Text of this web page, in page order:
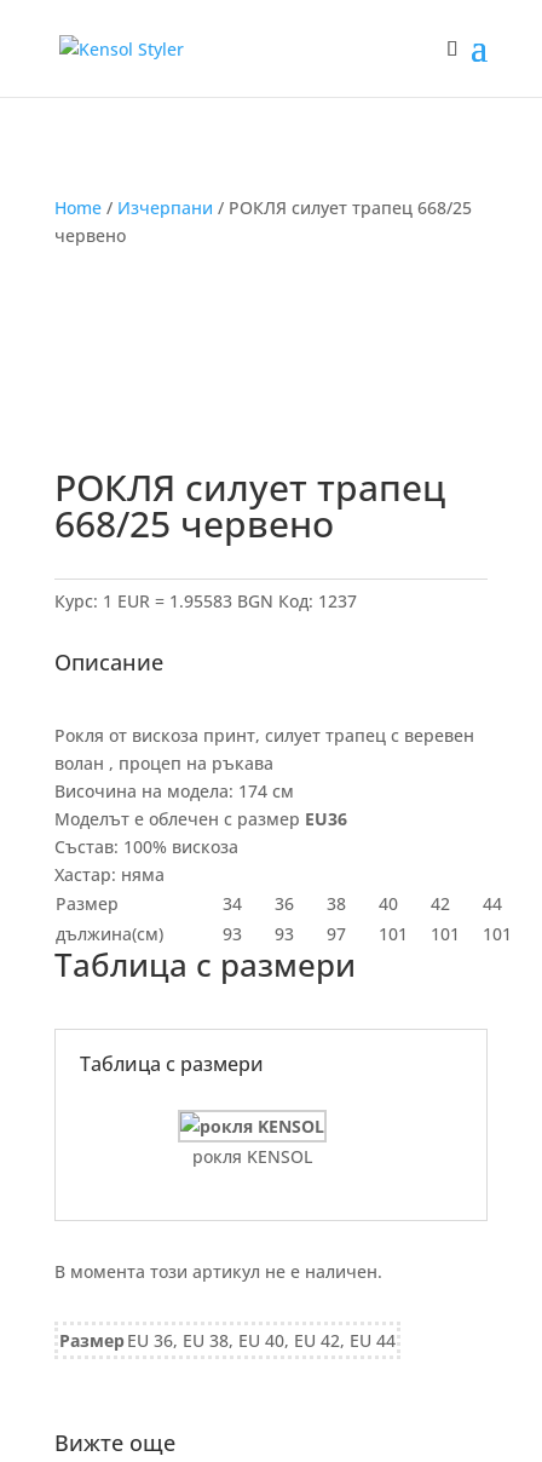
Home/ Изчерпани / РОКЛЯ силует трапец 668/25
червено
РОКЛЯ силует трапец
668/25 червено
Курс: 1 EUR = 1.95583 BGN Код: 1237
Описание
Рокля от вискоза принт, силует трапец с веревен
волан , процеп на ръкава
Височина на модела: 174 см
Моделът е облечен с размер EU36
Състав: 100% вискоза
Хастар: няма
Размер
34 36 38 40 42
44
дължина(см)
93 93 97 101 101 101
Таблица с размери
Таблица с размери
рокля KENSOL
В момента този артикул не е наличен.
РазмерEU 36, EU 38, EU 40, EU 42, EU 44
Вижте още